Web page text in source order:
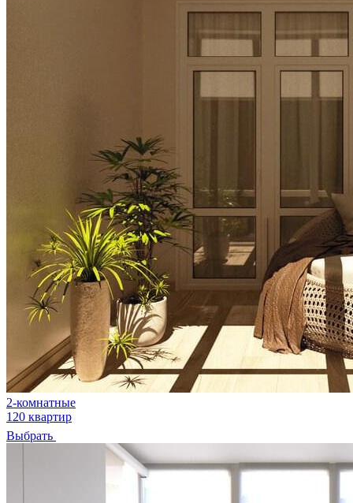
2-комнатные
120 квартир
Выбрать